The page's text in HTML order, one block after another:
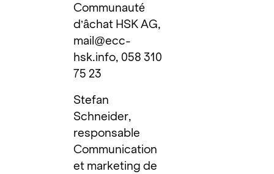
Communauté
d’âchat HSK AG,
mail@ecc-
hsk.info, 058 310
75 23
Stefan
Schneider,
responsable
Communication
et marketing de